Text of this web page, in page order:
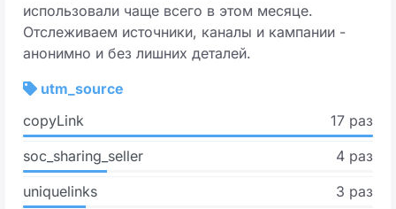
использовали чаще всего в этом месяце.
Отслеживаем источники, каналы и кампании -
анонимно и без лишних деталей.
utm_source
copyLink
17 раз
soc_sharing_seller
4 раз
uniquelinks
3 раз